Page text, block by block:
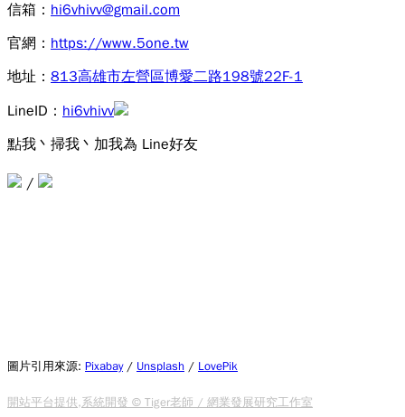
信箱： hi6vhivv@gmail.com
官網： https://www.5one.tw
地址： 813高雄市左營區博愛二路198號22F-1
LineID： hi6vhivv
點我丶掃我丶加我為 Line好友
/
圖片引用來源: Pixabay/ Unsplash / LovePik
開站平台提供,系統開發 © Tiger老師 / 網業發展研究工作室